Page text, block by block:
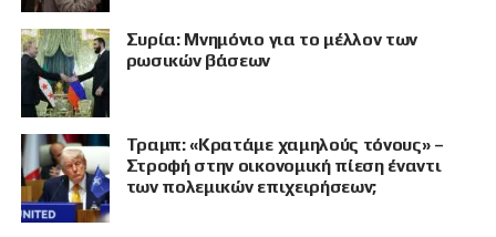
Συρία: Μνημόνιο για το μέλλον των
ρωσικών βάσεων
Τραμπ: «Κρατάμε χαμηλούς τόνους» –
Στροφή στην οικονομική πίεση έναντι
των πολεμικών επιχειρήσεων;